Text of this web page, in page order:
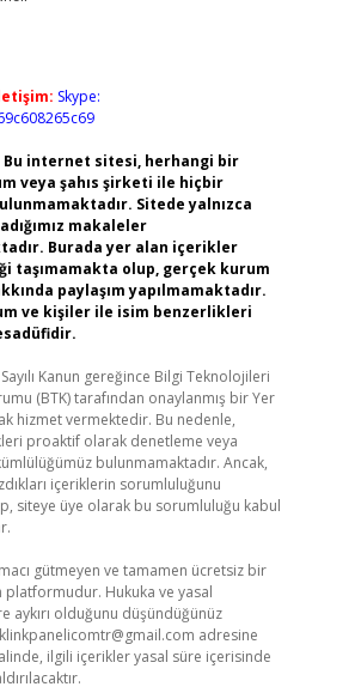
Skype:
Bu internet sitesi, herhangi bir
veya şahıs şirketi ile hiçbir
Sitede yalnızca
makaleler
Burada yer alan içerikler
taşımamakta olup, gerçek kurum
paylaşım yapılmamaktadır.
ve kişiler ile isim benzerlikleri
Kanun gereğince Bilgi Teknolojileri
(BTK) tarafından onaylanmış bir Yer
hizmet vermektedir. Bu nedenle,
proaktif olarak denetleme veya
bulunmamaktadır. Ancak,
içeriklerin sorumluluğunu
siteye üye olarak bu sorumluluğu kabul
gütmeyen ve tamamen ücretsiz bir
platformudur. Hukuka ve yasal
aykırı olduğunu düşündüğünüz
adresine
ilgili içerikler yasal süre içerisinde